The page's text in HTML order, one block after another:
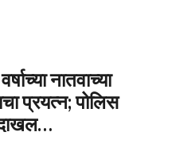
नातवाच्या
प्रयत्न; पोलिस
दाखल…